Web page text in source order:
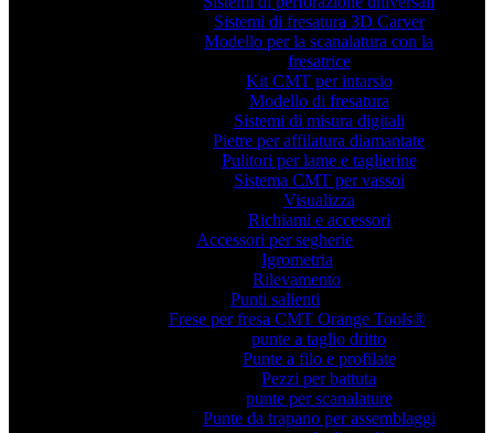
Sistemi di fresatura 3D Carver
Modello per la scanalatura con la
fresatrice
Kit CMT per intarsio
Modello di fresatura
Sistemi di misura digitali
Pietre per affilatura diamantate
Pulitori per lame e taglierine
Sistema CMT per vassoi
Visualizza
Richiami e accessori
Accessori per segherie
Igrometria
Rilevamento
Punti salienti
Frese per fresa CMT Orange Tools®
punte a taglio dritto
Punte a filo e profilate
Pezzi per battuta
punte per scanalature
Punte da trapano per assemblaggi